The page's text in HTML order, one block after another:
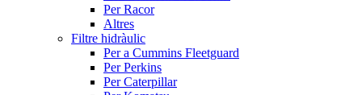
Per Racor
Altres
Filtre hidràulic
Per a Cummins Fleetguard
Per Perkins
Per Caterpillar